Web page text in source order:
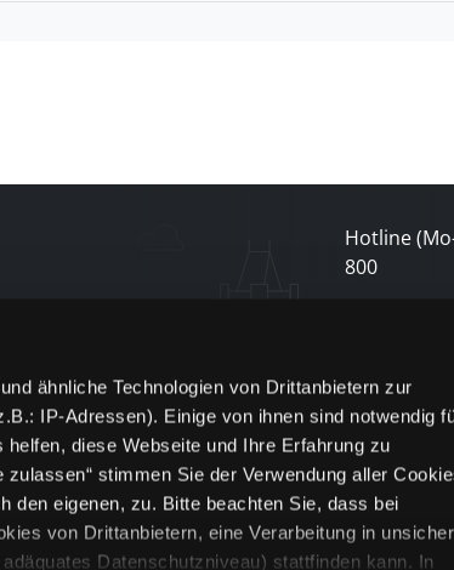
ähnliche Technologien von Drittanbietern zur
IP-Adressen). Einige von ihnen sind notwendig
diese Webseite und Ihre Erfahrung zu
stimmen Sie der Verwendung aller
den eigenen, zu. Bitte beachten Sie, dass bei
von Drittanbietern, eine Verarbeitung in
Datenschutzniveau) stattfinden kann. In
Hotline
800
und keine
jetzt